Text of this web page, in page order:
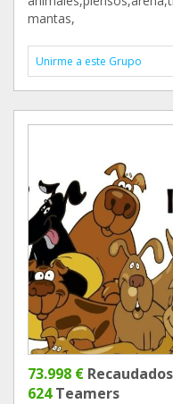
mantas,
Unirme a este Grupo
73.998 € Recaudados
624Teamers